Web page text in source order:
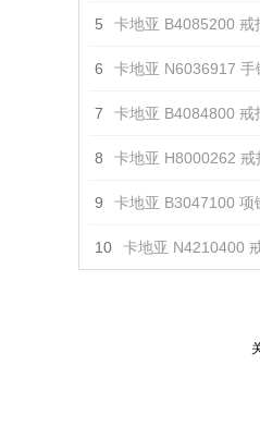
5 卡地亚 B4085200 戒
6 卡地亚 N6036917 手
7 卡地亚 B4084800 戒
8 卡地亚 H8000262 戒
9 卡地亚 B3047100 项
10 卡地亚 N4210400